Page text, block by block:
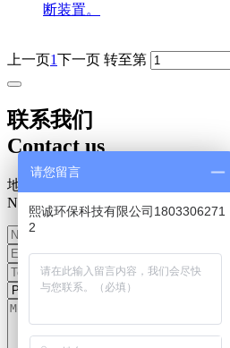
断装置。
上一页1下一页 转至第
联系我们
Contact us
地址：深圳市光明新区楼村盛泰安
N0.34 Zhenxing Road, Loucun,
请您留言
熙诚环保科技有限公司1803306271
2